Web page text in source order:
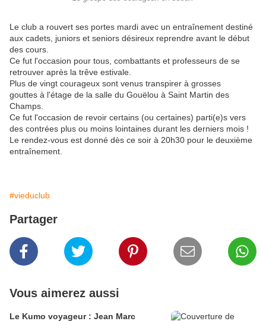
Le club a rouvert ses portes mardi avec un entraînement destiné
aux cadets, juniors et seniors désireux reprendre avant le début
des cours.
Ce fut l'occasion pour tous, combattants et professeurs de se
retrouver après la trêve estivale.
Plus de vingt courageux sont venus transpirer à grosses
gouttes à l'étage de la salle du Gouëlou à Saint Martin des
Champs
Ce fut l'occasion de revoir certains (ou certaines) parti(e)s vers
des contrées plus ou moins lointaines durant les derniers mois !
Le rendez-vous est donné dès ce soir à 20h30 pour le deuxième
entraînement.
#vieduclub
Partager
Vous aimerez aussi
Le Kumo voyageur : Jean Marc